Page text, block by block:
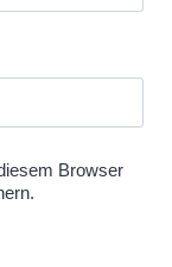
Browser